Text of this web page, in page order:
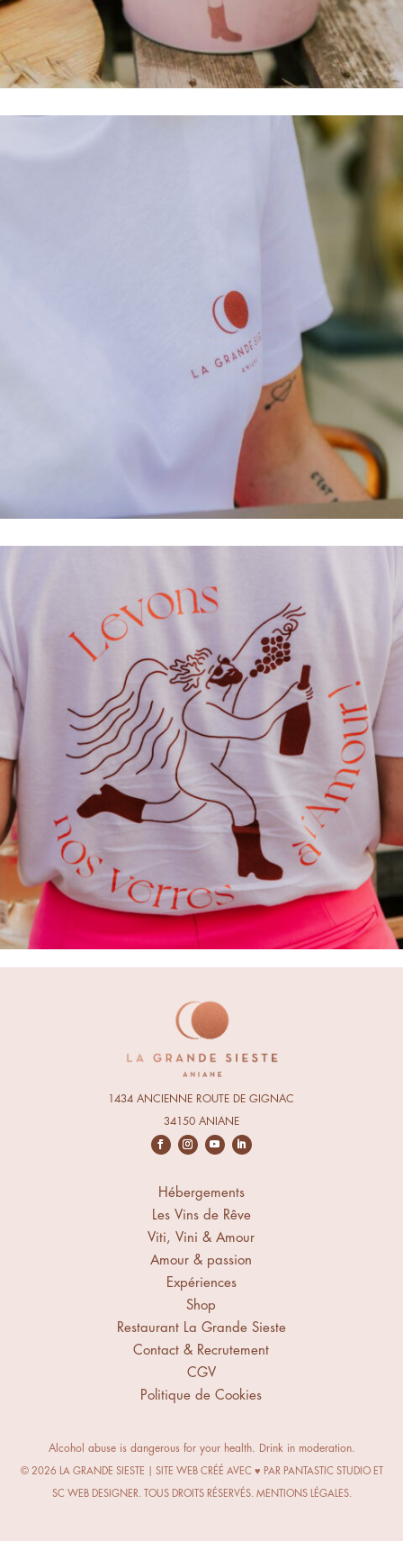
1434 ANCIENNE ROUTE DE GIGNAC
34150 ANIANE
Hébergements
Les Vins de Rêve
Viti, Vini & Amour
Amour & passion
Expériences
Shop
Restaurant La Grande Sieste
Contact & Recrutement
CGV
Politique de Cookies
Alcohol abuse is dangerous for your health. Drink in moderation.
© 2026 LA GRANDE SIESTE | SITE WEB CRÉÉ AVEC ♥ PAR PANTASTIC STUDIOET
SC WEB DESIGNER. TOUS DROITS RÉSERVÉS. MENTIONS LÉGALES.